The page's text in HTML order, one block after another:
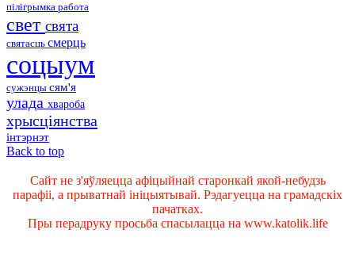
пілігрымка работа
свет свята
святасць смерць
соцыум
сужэнцы сям'я
улада хвароба
хрысціянства
інтэрнэт
Back to top
Сайт не з'яўляецца афіцыйнай старонкай якой-небудзь
парафіі, а прыватнай ініцыятывай. Рэдагуецца на грамадскіх
пачатках.
Пры перадруку просьба спасылацца на www.katolik.life